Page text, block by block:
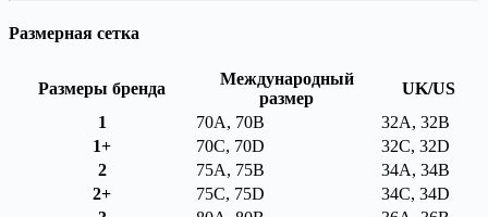
Размерная сетка
Размеры бренда
Международный
размер
UK/US
1
70A, 70B
32A, 32B
1+
70C, 70D
32C, 32D
2
75A, 75B
34A, 34B
2+
75C, 75D
34C, 34D